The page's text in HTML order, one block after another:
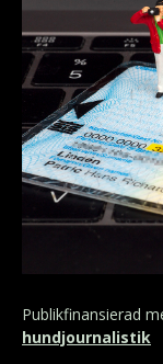
Publikfinansierad
hundjournalistik